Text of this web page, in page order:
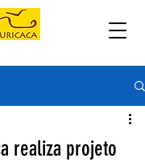
realiza projeto